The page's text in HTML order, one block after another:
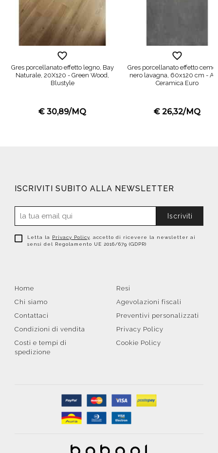
Gres porcellanato effetto legno, Bay
Naturale, 20X120 - Green Wood,
Blustyle
€ 30,89/MQ
Gres porcellanato effetto
nero lavagna, 60x120 cm -
Ceramica Euro
€ 26,32/MQ
ISCRIVITI SUBITO ALLA NEWSLETTER
Iscriviti
Letta la Privacy Policy , accetto di ricevere la newsletter ai
sensi del Regolamento UE 2016/679 (GDPR)
Home
Chi siamo
Contattaci
Condizioni di vendita
Costi e tempi di
spedizione
Resi
Agevolazioni fiscali
Preventivi personalizzati
Privacy Policy
Cookie Policy